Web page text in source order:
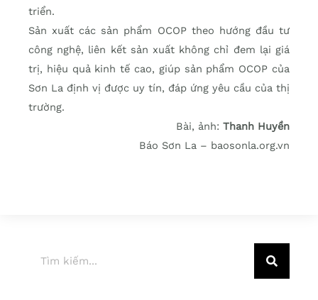
triển.
Sản xuất các sản phẩm OCOP theo hướng đầu tư
công nghệ, liên kết sản xuất không chỉ đem lại giá
trị, hiệu quả kinh tế cao, giúp sản phẩm OCOP của
Sơn La định vị được uy tín, đáp ứng yêu cầu của thị
trường.
Bài, ảnh: Thanh Huyền
Báo Sơn La – baosonla.org.vn